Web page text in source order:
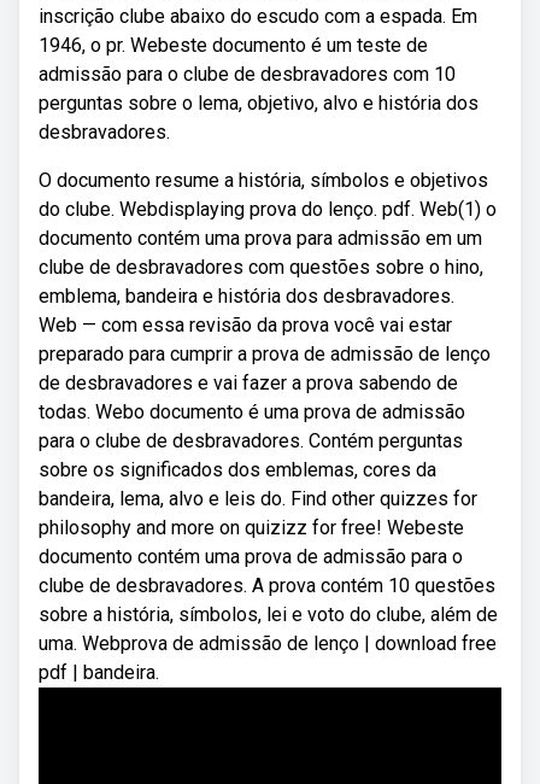
inscrição clube abaixo do escudo com a espada. Em
1946, o pr. Webeste documento é um teste de
admissão para o clube de desbravadores com 10
perguntas sobre o lema, objetivo, alvo e história dos
desbravadores.
O documento resume a história, símbolos e objetivos
do clube. Webdisplaying prova do lenço. pdf. Web(1) o
documento contém uma prova para admissão em um
clube de desbravadores com questões sobre o hino,
emblema, bandeira e história dos desbravadores.
Web — com essa revisão da prova você vai estar
preparado para cumprir a prova de admissão de lenço
de desbravadores e vai fazer a prova sabendo de
todas. Webo documento é uma prova de admissão
para o clube de desbravadores. Contém perguntas
sobre os significados dos emblemas, cores da
bandeira, lema, alvo e leis do. Find other quizzes for
philosophy and more on quizizz for free! Webeste
documento contém uma prova de admissão para o
clube de desbravadores. A prova contém 10 questões
sobre a história, símbolos, lei e voto do clube, além de
uma. Webprova de admissão de lenço | download free
pdf | bandeira.